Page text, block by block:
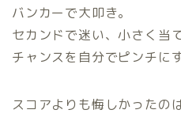
バンカーで大叩き。
セカンドで迷い、小さく当
チャンスを自分でピンチにす
スコアよりも悔しかったのは